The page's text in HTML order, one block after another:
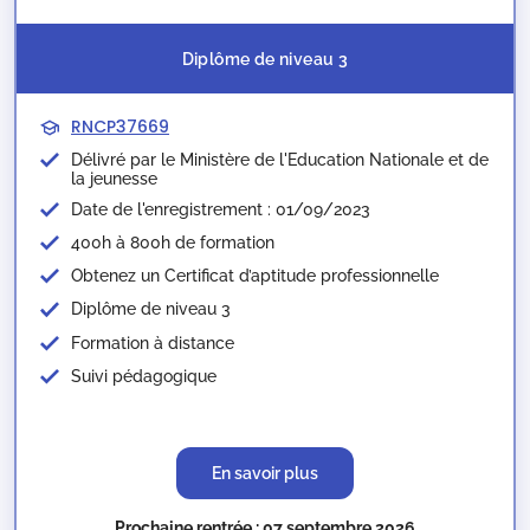
Diplôme de niveau 3
RNCP37669
Délivré par le Ministère de l'Education Nationale et de
la jeunesse​
Date de l'enregistrement : 01/09/2023
400h à 800h de formation
Obtenez un Certificat d’aptitude professionnelle
Diplôme de niveau 3
Formation à distance
Suivi pédagogique
En savoir plus